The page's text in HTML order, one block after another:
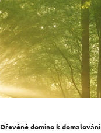
Dřevěné domino k domalování